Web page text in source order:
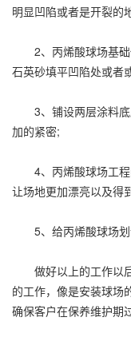
明显凹陷或者是开裂的
2、丙烯酸球场基础
石英砂填平凹陷处或者
3、铺设两层涂料底
加的紧密;
4、丙烯酸球场工程
让场地更加漂亮以及得
5、给丙烯酸球场划
做好以上的工作以后
的工作，像是安装球场
确保客户在保养维护期